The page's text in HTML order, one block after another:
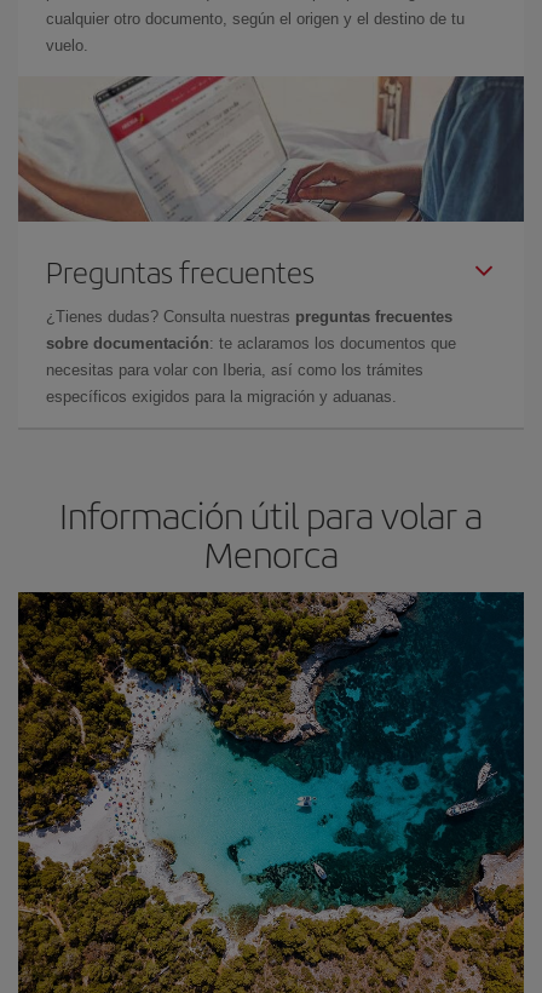
cualquier otro documento, según el origen y el destino de tu
vuelo.
Preguntas frecuentes
¿Tienes dudas? Consulta nuestras preguntas frecuentes
sobre documentación: te aclaramos los documentos que
necesitas para volar con Iberia, así como los trámites
específicos exigidos para la migración y aduanas.
Información útil para volar a
Menorca